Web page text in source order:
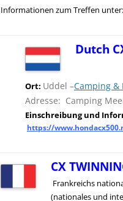
Informationen zum Treffen unter:
Dutch
Ort: Uddel –Camping &
Adresse: Camping
Einschreibung und I
https://
CX
Frankreichs
(nationales und